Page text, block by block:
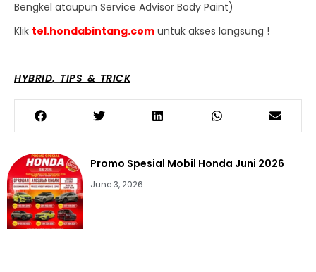
Bengkel ataupun Service Advisor Body Paint)
Klik tel.hondabintang.com untuk akses langsung !
HYBRID, TIPS & TRICK
Promo Spesial Mobil Honda Juni 2026
June 3, 2026